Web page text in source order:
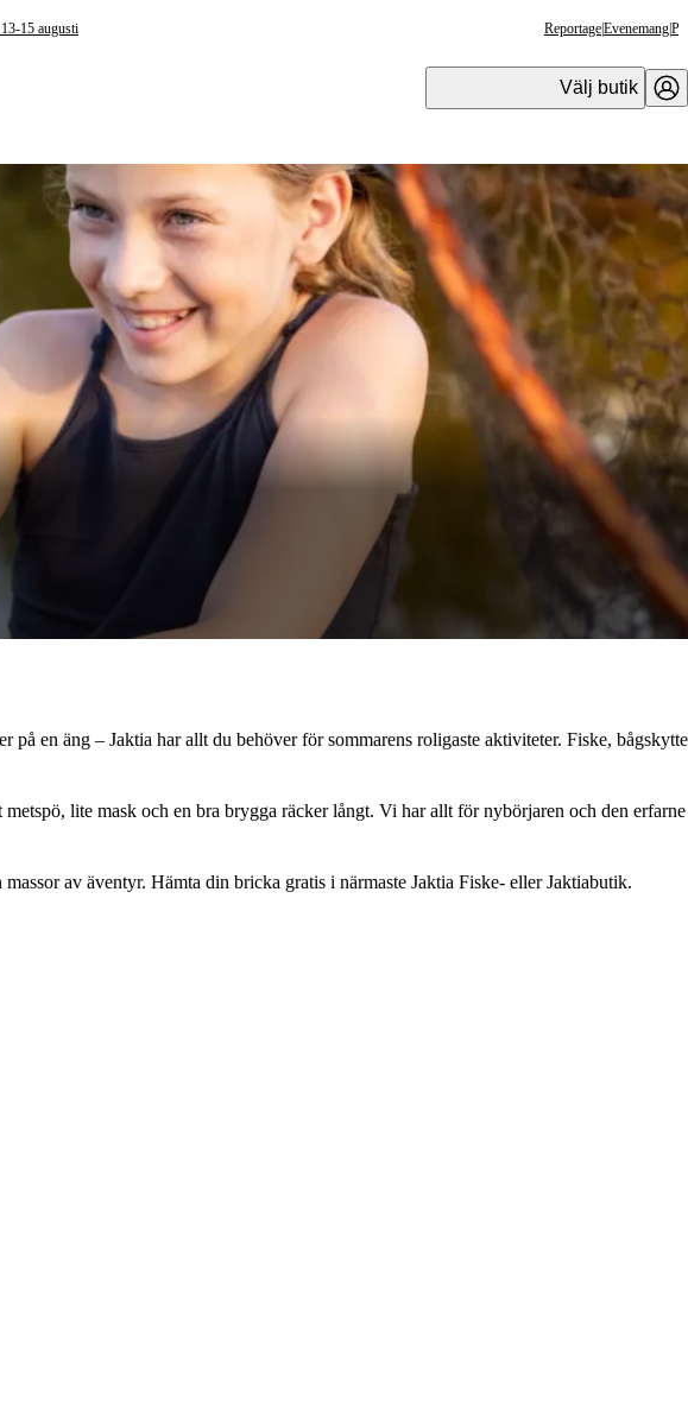
15 augusti ReportageEvenemang
Välj butik
en äng – Jaktia har allt du behöver för sommarens roligaste aktiviteter. Fiske,
lite mask och en bra brygga räcker långt. Vi har allt för nybörjaren och den
av äventyr. Hämta din bricka gratis i närmaste Jaktia Fiske- eller Jaktiabutik.